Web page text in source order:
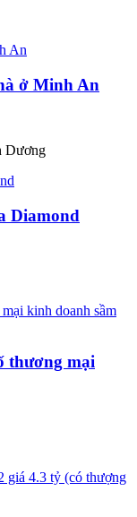
ở Minh An
Dương
Diamond
thương mại